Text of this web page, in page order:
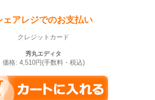
ェアレジでのお支払い
クレジットカード
秀丸エディタ
価格: 4,510円(手数料・税込)